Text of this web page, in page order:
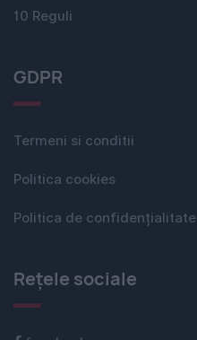
10 Reguli
GDPR
Termeni si conditii
Politica cookies
Politica de confidențialitate
Rețele sociale